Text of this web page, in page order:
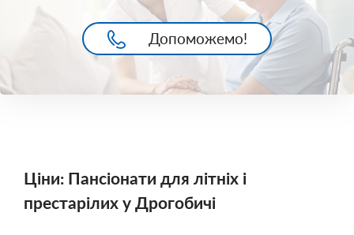
Допоможемо!
Ціни: Пансіонати для літніх і
престарілих у Дрогобичі